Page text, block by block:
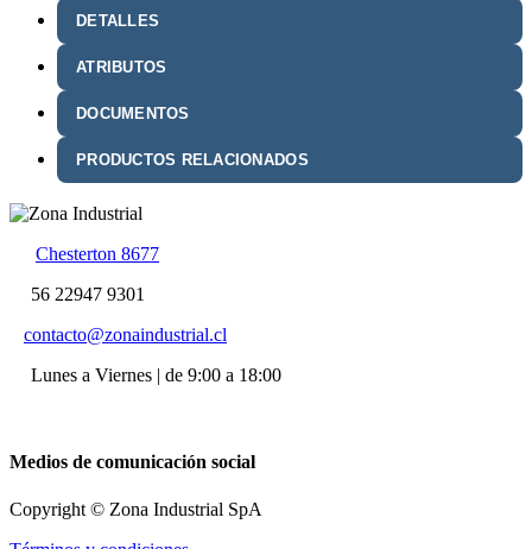
DETALLES
ATRIBUTOS
DOCUMENTOS
PRODUCTOS RELACIONADOS
Chesterton 8677
56 22947 9301
contacto@zonaindustrial.cl
Lunes a Viernes | de 9:00 a 18:00
Medios de comunicación social
Copyright © Zona Industrial SpA